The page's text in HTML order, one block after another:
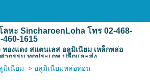
ลหะ SincharoenLoha โทร 02-468-
460-1615
ทองแดง สแตนเลส อลูมิเนียม เหล็กหล่อ
วกรรม ทุกประเภท ปลีกและส่ง
มิเนียม > อลูมิเนียมหล่อท่อน